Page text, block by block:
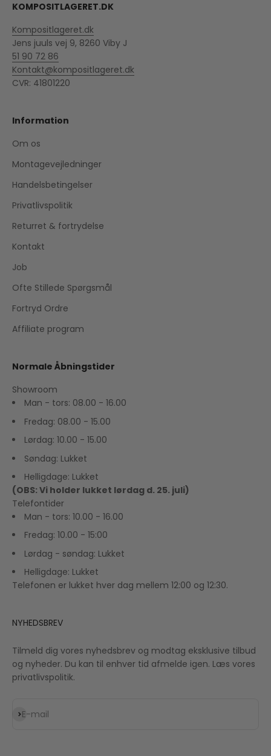
KOMPOSITLAGERET.DK
Kompositlageret.dk
Jens juuls vej 9, 8260 Viby J
51 90 72 86
Kontakt@kompositlageret.dk
CVR: 41801220
Information
Om os
Montagevejledninger
Handelsbetingelser
Privatlivspolitik
Returret & fortrydelse
Kontakt
Job
Ofte Stillede Spørgsmål
Fortryd Ordre
Affiliate program
Normale Åbningstider
Showroom
Man - tors: 08.00 - 16.00
Fredag: 08.00 - 15.00
Lørdag: 10.00 - 15.00
Søndag: Lukket
Helligdage: Lukket
(OBS: Vi holder lukket lørdag d. 25. juli)
Telefontider
Man - tors: 10.00 - 16.00
Fredag: 10.00 - 15:00
Lørdag - søndag: Lukket
Helligdage: Lukket
Telefonen er lukket hver dag mellem 12:00 og 12:30.
NYHEDSBREV
Tilmeld dig vores nyhedsbrev og modtag eksklusive tilbud
og nyheder. Du kan til enhver tid afmelde igen. Læs vores
privatlivspolitik.
E-mail
Abonnér